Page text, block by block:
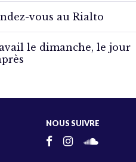
vous au Rialto
le dimanche, le jour
NOUS SUIVRE